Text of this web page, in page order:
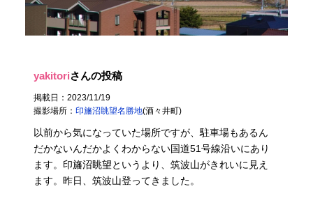
yakitoriさんの投稿
掲載日：2023/11/19
撮影場所： 印旛沼眺望名勝地(酒々井町)
以前から気になっていた場所ですが、駐車場もあるん
だかないんだかよくわからない国道51号線沿いにあり
ます。印旛沼眺望というより、筑波山がきれいに見え
ます。昨日、筑波山登ってきました。